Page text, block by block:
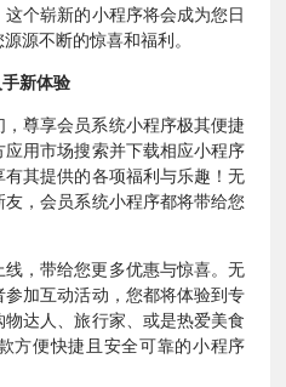
个崭新的小程序将会成为您日
源不断的惊喜和福利。
新体验
尊享会员系统小程序极其便捷
用市场搜索并下载相应小程序
其提供的各项福利与乐趣！无
，会员系统小程序都将带给您
，带给您更多优惠与惊喜。无
加互动活动，您都将体验到专
达人、旅行家、或是热爱美食
方便快捷且安全可靠的小程序